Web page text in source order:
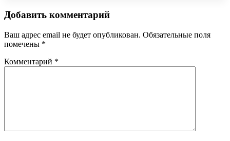
Добавить комментарий
Ваш адрес email не будет опубликован. Обязательные поля
помечены *
Комментарий *